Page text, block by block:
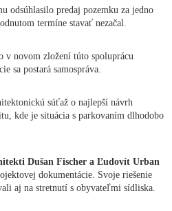
odsúhlasilo predaj pozemku za jedno
termíne stavať nezačal.
v novom zložení túto spoluprácu
sa postará samospráva.
súťaž o najlepší návrh
kde je situácia s parkovaním dlhodobo
Dušan Fischer a Ľudovít Urban
dokumentácie. Svoje riešenie
aj na stretnutí s obyvateľmi sídliska.